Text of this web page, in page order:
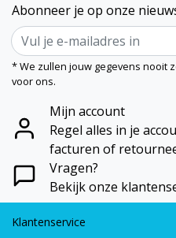
Abonneer je op onze
* We zullen jouw gegevens nooit
voor ons.
Mijn account
Regel alles in je
facturen of
Vragen?
Bekijk onze
Klantenservice